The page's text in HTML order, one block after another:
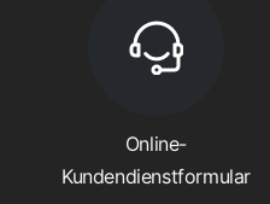
Online-
Kundendienstformular